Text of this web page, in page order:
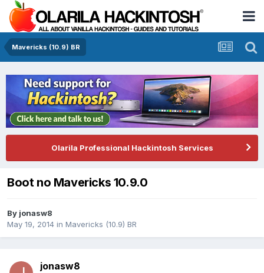
Mavericks (10.9) BR
Olarila Professional Hackintosh Services
Boot no Mavericks 10.9.0
By jonasw8
May 19, 2014 in Mavericks (10.9) BR
jonasw8